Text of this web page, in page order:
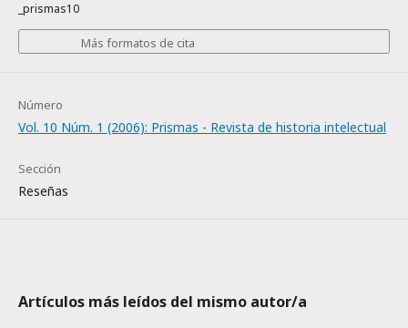
_prismas10
Más formatos de cita
Número
Vol. 10 Núm. 1 (2006): Prismas - Revista de historia intelectual
Sección
Reseñas
Artículos más leídos del mismo autor/a